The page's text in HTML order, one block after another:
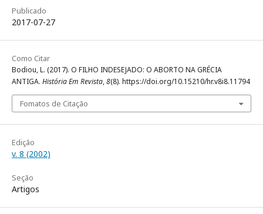
Publicado
2017-07-27
Como Citar
Bodiou, L. (2017). O FILHO INDESEJADO: O ABORTO NA GRÉCIA
ANTIGA. História Em Revista,8(8). https://doi.org/10.15210/hr.v8i8.11794
Fomatos de Citação
Edição
v. 8 (2002)
Seção
Artigos